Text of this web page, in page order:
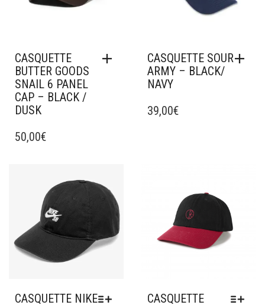
CASQUETTE
BUTTER GOODS
SNAIL 6 PANEL
CAP – BLACK /
DUSK
50,00€
CASQUETTE SOUR
ARMY – BLACK/
NAVY
39,00€
Ajouter à mes favoris
CASQUETTE NIKE
CASQUETTE